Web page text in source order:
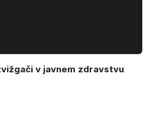
v javnem zdravstvu